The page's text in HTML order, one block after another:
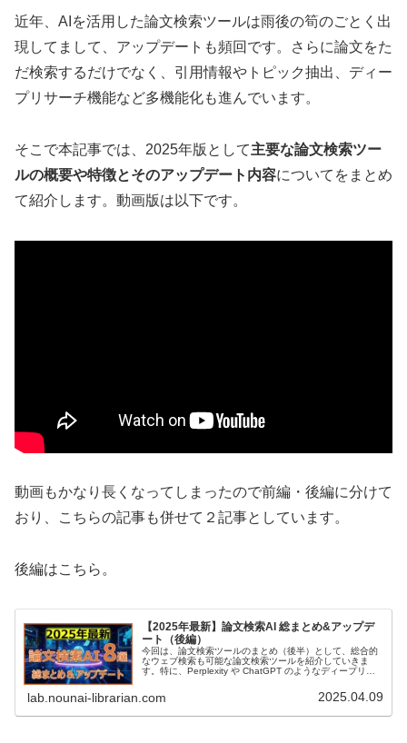
近年、AIを活用した論文検索ツールは雨後の筍のごとく出
現してまして、アップデートも頻回です。さらに論文をた
だ検索するだけでなく、引用情報やトピック抽出、ディー
プリサーチ機能など多機能化も進んでいます。
そこで本記事では、2025年版として主要な論文検索ツー
ルの概要や特徴とそのアップデート内容についてをまとめ
て紹介します。動画版は以下です。
動画もかなり長くなってしまったので前編・後編に分けて
おり、こちらの記事も併せて２記事としています。
後編はこちら。
【2025年最新】論文検索AI 総まとめ&アップデ
ート（後編）
今回は、論文検索ツールのまとめ（後半）として、総合的
なウェブ検索も可能な論文検索ツールを紹介していきま
す。特に、Perplexity や ChatGPT のようなディープリサ
lab.nounai-librarian.com 2025.04.09